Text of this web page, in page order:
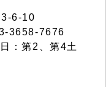
6-10
3658-7676
：第2、第4土